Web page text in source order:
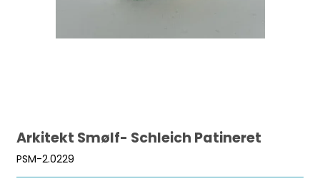
Arkitekt Smølf- Schleich Patineret
PSM-2.0229